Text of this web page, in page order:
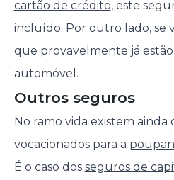
cartão de crédito, este
incluído. Por outro lado, se
que provavelmente já
automóvel.
Outros seguros
No ramo vida existem
vocacionados para a
É o caso dos seguros de